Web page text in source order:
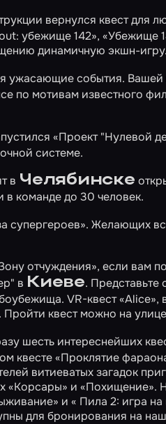
вернулся квест для
убежище 142», «Убежище
динамичную экшн-игру.
ужасающие события. Вашей
по мотивам известного
«Проект "Нулевой
системе.
в Челябинске
команде до 30 человек.
супергероев». Желающих
отчуждения», если вам
в Киеве. Представьте
VR-квест «Alice»,
квест можно на
шесть интереснейших
квесте«Проклятие
витиеватых загадок
«Корсары» и «Похищение».
и « Пила 2: игра
для бронирования на